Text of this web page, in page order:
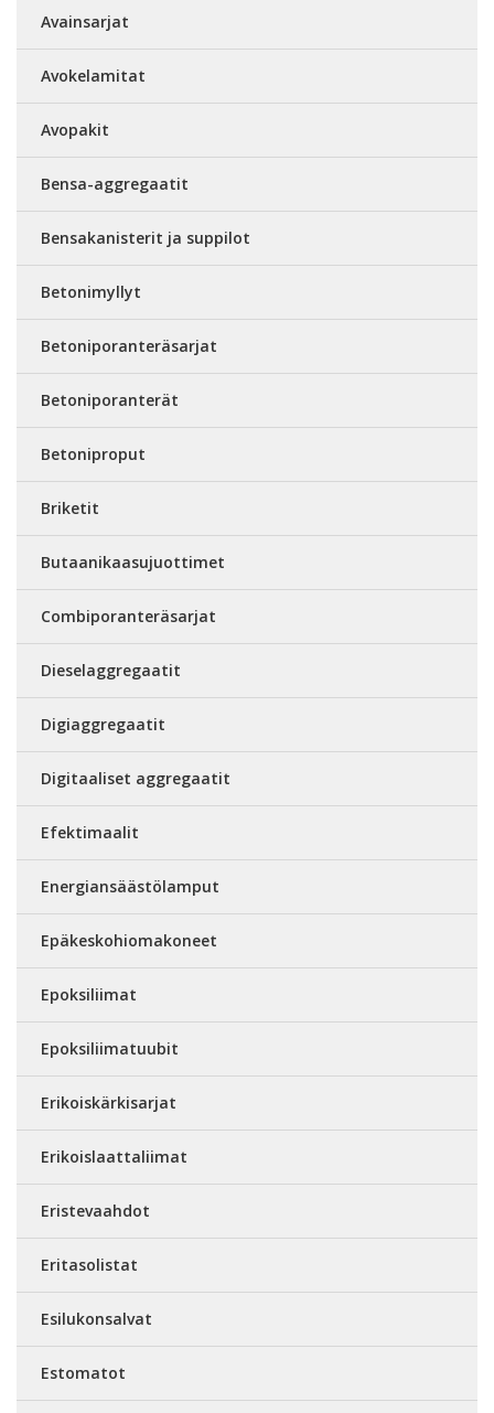
Avainsarjat
Avokelamitat
Avopakit
Bensa-aggregaatit
Bensakanisterit ja suppilot
Betonimyllyt
Betoniporanteräsarjat
Betoniporanterät
Betoniproput
Briketit
Butaanikaasujuottimet
Combiporanteräsarjat
Dieselaggregaatit
Digiaggregaatit
Digitaaliset aggregaatit
Efektimaalit
Energiansäästölamput
Epäkeskohiomakoneet
Epoksiliimat
Epoksiliimatuubit
Erikoiskärkisarjat
Erikoislaattaliimat
Eristevaahdot
Eritasolistat
Esilukonsalvat
Estomatot